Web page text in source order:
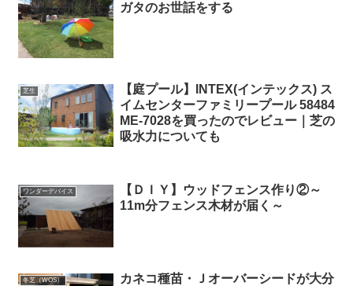
ガタのお世話をする
芝生
【庭プール】INTEX(インテックス) ス
イムセンターファミリープール 58484
ME-7028を買ったのでレビュー｜芝の
吸水力についても
ワンダーデバイス
【ＤＩＹ】ウッドフェンス作り②～
11m分フェンス木材が届く～
冬芝（WOS）
カネコ種苗・Ｊオーバーシードが大分